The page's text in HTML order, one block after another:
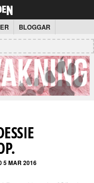
BLOGGAR
5 MAR 2016